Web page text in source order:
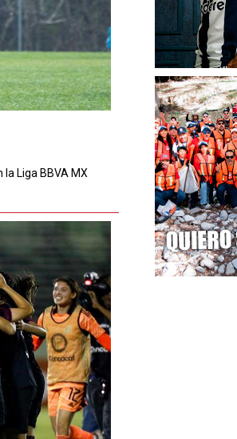
Liga BBVA MX